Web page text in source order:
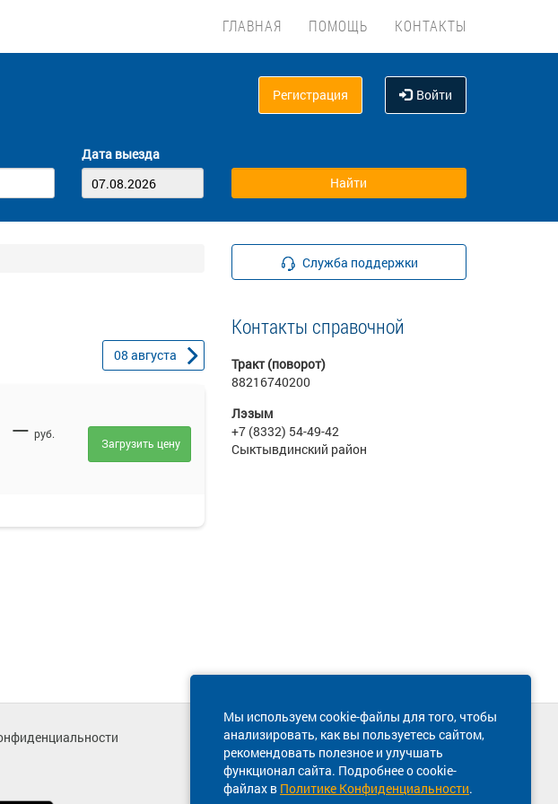
ГЛАВНАЯ ПОМОЩЬ КОНТАКТЫ
Регистрация Войти
Дата выезда
08 августа
— руб.
Загрузить цену
Служба поддержки
Контакты справочной
Тракт (поворот)
88216740200
Лэзым
+7 (8332) 54-49-42
Сыктывдинский район
Мы используем cookie-файлы для того, чтобы
анализировать, как вы пользуетесь сайтом,
рекомендовать полезное и улучшать
функционал сайта. Подробнее о cookie-
файлах в Политике Конфиденциальности.
Техническая поддержка сайта
8 800 600-03-38